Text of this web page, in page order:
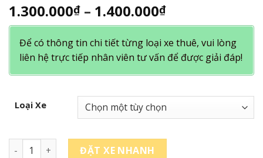
1.300.000₫ – 1.400.000₫Khoảng
giá:
từ
1.300.000₫
đến
1.400.000₫
Để có thông tin chi tiết từng loại xe thuê, vui lòng
liên hệ trực tiếp nhân viên tư vấn để được giải đáp!
Loại Xe
Thuê Xe Từ Bến Tre Đi Bạc Liêu số lượng
ĐẶT XE NHANH